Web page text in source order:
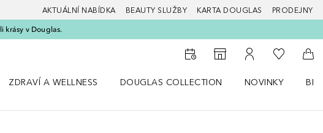
AKTUÁLNÍ NABÍDKA BEAUTY SLUŽBY KARTA DOUGLAS PRODEJNY
krásy v Douglas.
K vyhledávači prodejen
K mému účtu
K mému
Do
ZDRAVÍ A WELLNESS
DOUGLAS COLLECTION
NOVINKY